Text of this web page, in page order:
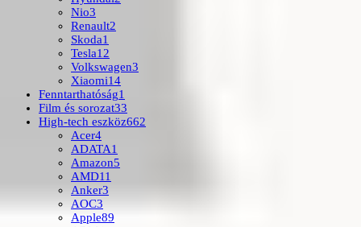
Nio3
Renault2
Skoda1
Tesla12
Volkswagen3
Xiaomi14
Fenntarthatóság1
Film és sorozat33
High-tech eszköz662
Acer4
ADATA1
Amazon5
AMD11
Anker3
AOC3
Apple89